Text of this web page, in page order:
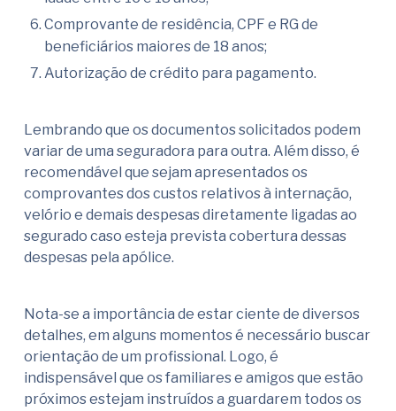
Comprovante de residência, CPF e RG de
beneficiários maiores de 18 anos;
Autorização de crédito para pagamento.
Lembrando que os documentos solicitados podem
variar de uma seguradora para outra. Além disso, é
recomendável que sejam apresentados os
comprovantes dos custos relativos à internação,
velório e demais despesas diretamente ligadas ao
segurado caso esteja prevista cobertura dessas
despesas pela apólice.
Nota-se a importância de estar ciente de diversos
detalhes, em alguns momentos é necessário buscar
orientação de um profissional. Logo, é
indispensável que os familiares e amigos que estão
próximos estejam instruídos a guardarem todos os